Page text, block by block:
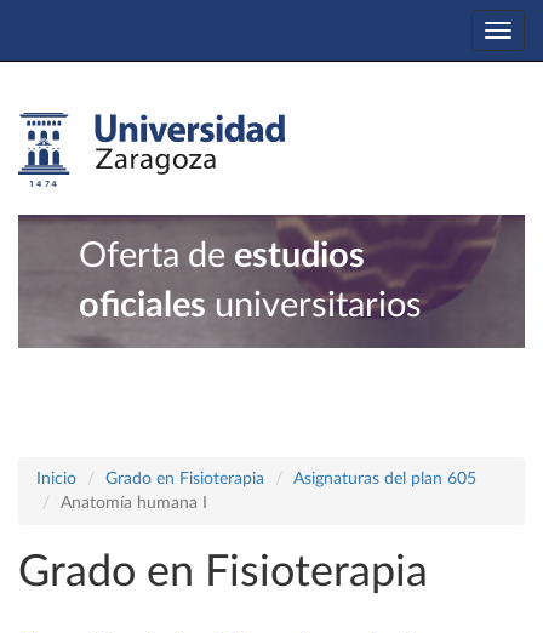
Oferta de estudios
oficiales universitarios
Inicio Grado en Fisioterapia
Asignaturas del plan 605
Anatomía humana I
Grado en Fisioterapia